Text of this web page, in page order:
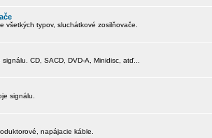
všetkých typov, sluchátkové zosilňovače.
CD, SACD, DVD-A, Minidisc, atď...
signálu.
napájacie káble.